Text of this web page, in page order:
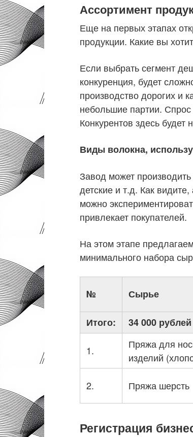
Ассортимент
Еще на первых этапах
продукции. Какие вы
Если выбрать сегмент
конкуренция, будет
производство дорогих и
небольшие партии. Спрос
Конкурентов здесь
Виды волокна,
Завод может
детские и т.д. Как
можно
привлекает покупателей.
На этом этапе
минимального набора
№ Сырье
Итого:
34 000 рублей
1.
Пряжа для
изделий
2. Пряжа шерсть
Регистрация